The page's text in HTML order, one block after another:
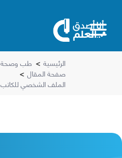
الرئيسية > طب وصحة
صفحة المقال >
الملف الشخصي للكاتب